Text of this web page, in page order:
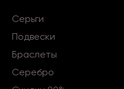
Серьги
Подвески
Браслеты
Серебро